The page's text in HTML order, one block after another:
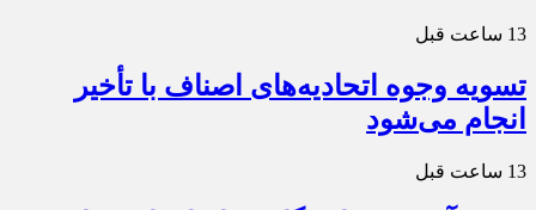
13 ساعت قبل
تسویه وجوه اتحادیه‌های اصناف با تأخیر
انجام می‌شود
13 ساعت قبل